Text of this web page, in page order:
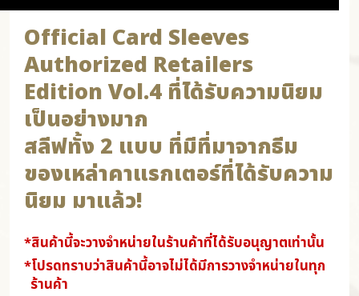
Official Card Sleeves
Authorized Retailers
Edition Vol.4 ที่ได้รับความนิยม
เป็นอย่างมาก
สลีฟทั้ง 2 แบบ ที่มีที่มาจากธีม
ของเหล่าคาแรกเตอร์ที่ได้รับความ
นิยม มาแล้ว!
*สินค้านี้จะวางจำหน่ายในร้านค้าที่ได้รับอนุญาตเท่านั้น
*โปรดทราบว่าสินค้านี้อาจไม่ได้มีการวางจำหน่ายในทุก
ร้านค้า